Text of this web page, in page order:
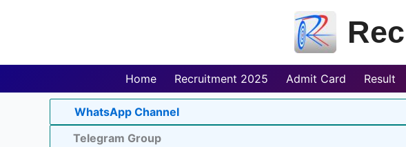
Home Recruitment 2025 Admit Card Result
WhatsApp Channel
Telegram Group